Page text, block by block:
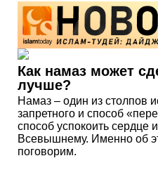
Как намаз может
лучше?
Намаз – один из столпов
запретного и способ
способ успокоить сердце
Всевышнему. Именно об
поговорим.